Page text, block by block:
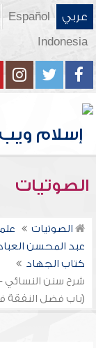
عربي Español
Indonesia
الصوتيات
الصوتيات
عبد المحسن
كتاب الجهاد
شرح سنن النسائي
(باب فضل النفقة